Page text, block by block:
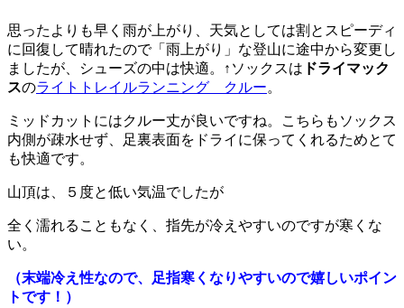
思ったよりも早く雨が上がり、天気としては割とスピーディ
に回復して晴れたので「雨上がり」な登山に途中から変更し
ましたが、シューズの中は快適。
↑ソックスは ドライマック
スのライトトレイルランニング クルー。
ミッドカットにはクルー丈が良いですね。こちらもソックス
内側が疎水せず、足裏表面をドライに保ってくれるためとて
も快適です。
山頂は、５度と低い気温でしたが
全く濡れることもなく、指先が冷えやすいのですが寒くな
い。
（末端冷え性なので、足指寒くなりやすいので嬉しいポイン
トです！）